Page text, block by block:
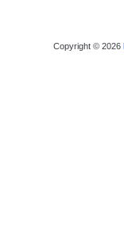
Copyright © 2026